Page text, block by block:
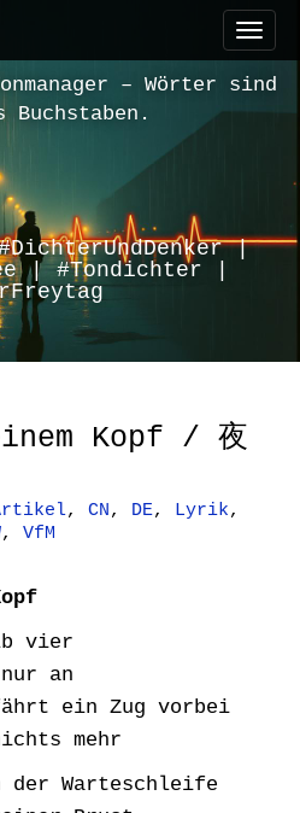
– Wörter sind
Buchstaben.
|
| #Tondichter |
Kopf / 夜
, CN, DE, Lyrik,
, VfM
vier
an
ein Zug vorbei
mehr
Warteschleife